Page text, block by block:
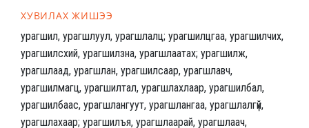
ХУВИЛАХ ЖИШЭЭ
урагшил, урагшлуул, урагшлалц; урагшилцгаа, урагшилчих,
урагшилсхий, урагшилзна, урагшлаатах; урагшилж,
урагшлаад, урагшлан, урагшилсаар, урагшлавч,
урагшилмагц, урагшилтал, урагшлахлаар, урагшилбал,
урагшилбаас, урагшлангуут, урагшлангаа, урагшлалгүй,
урагшлахаар; урагшилъя, урагшлаарай, урагшлаач,